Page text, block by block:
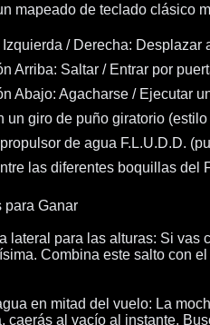
mapeado de teclado clásico
/ Derecha: Desplazar
Arriba: Saltar / Entrar por
Abajo: Agacharse / Ejecutar
giro de puño giratorio
de agua F.L.U.D.D.
las diferentes boquillas del
para Ganar
lateral para las alturas: Si
Combina este salto con
en mitad del vuelo: La
caerás al vacío al instante.